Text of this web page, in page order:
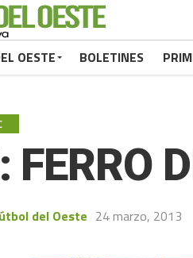
OESTE BOLETINES
FERRO
del Oeste 24 marzo, 2013